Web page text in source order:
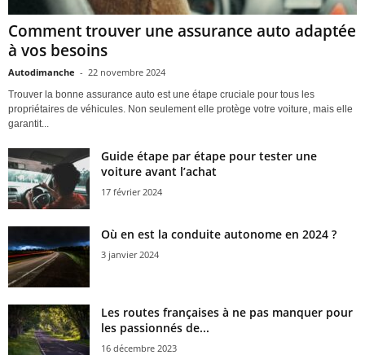
Comment trouver une assurance auto adaptée
à vos besoins
Autodimanche - 22 novembre 2024
Trouver la bonne assurance auto est une étape cruciale pour tous les
propriétaires de véhicules. Non seulement elle protège votre voiture, mais elle
garantit...
Guide étape par étape pour tester une
voiture avant l’achat
17 février 2024
Où en est la conduite autonome en 2024 ?
3 janvier 2024
Les routes françaises à ne pas manquer pour
les passionnés de...
16 décembre 2023